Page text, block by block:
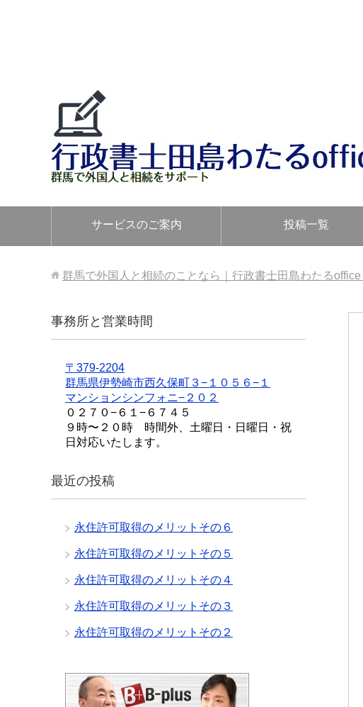
サービスのご案内 投稿一覧
群馬で外国人と相続のことなら｜行政書士田島わたるoffice
事務所と営業時間
〒379-2204
群馬県伊勢崎市西久保町３−１０５６−１
マンションシンフォニ−２０２
０２７０−６１−６７４５
９時〜２０時 時間外、土曜日・日曜日・祝
日対応いたします。
最近の投稿
永住許可取得のメリットその６
永住許可取得のメリットその５
永住許可取得のメリットその４
永住許可取得のメリットその３
永住許可取得のメリットその２